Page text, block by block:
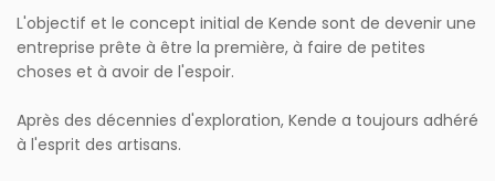
L'objectif et le concept initial de Kende sont de devenir une
entreprise prête à être la première, à faire de petites
choses et à avoir de l'espoir.
Après des décennies d'exploration, Kende a toujours adhéré
à l'esprit des artisans.